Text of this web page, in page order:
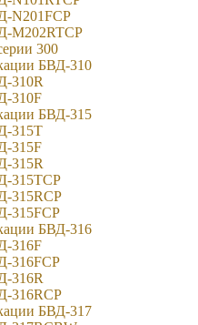
N201FCP
М202RTCP
300
БВД-310
310R
310F
БВД-315
315Т
315F
315R
315TCP
315RCP
315FCP
БВД-316
316F
316FCP
316R
316RCP
БВД-317